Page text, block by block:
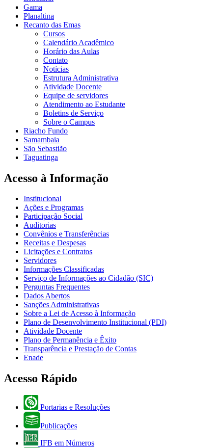
Gama
Planaltina
Recanto das Emas
Cursos
Calendário Acadêmico
Horário das Aulas
Contato
Notícias
Estrutura Administrativa
Atividade Docente
Equipe de servidores
Atendimento ao Estudante
Boletins de Serviço
Sobre o Campus
Riacho Fundo
Samambaia
São Sebastião
Taguatinga
Acesso à Informação
Institucional
Ações e Programas
Participação Social
Auditorias
Convênios e Transferências
Receitas e Despesas
Licitações e Contratos
Servidores
Informações Classificadas
Serviço de Informações ao Cidadão (SIC)
Perguntas Frequentes
Dados Abertos
Sanções Administrativas
Sobre a Lei de Acesso à Informação
Plano de Desenvolvimento Institucional (PDI)
Atividade Docente
Plano de Permanência e Êxito
Transparência e Prestação de Contas
Enade
Acesso Rápido
Portarias e Resoluções
Publicações
IFB em Números